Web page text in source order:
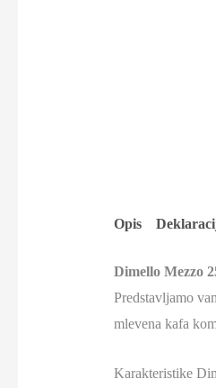
Opis
Dimello Mezzo
Predstavljamo
mlevena kafa
Karakteristike